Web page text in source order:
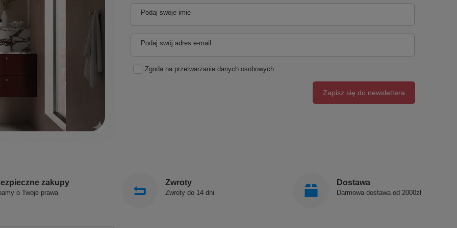
Podaj swoje imię
Podaj swój adres e-mail
Zgoda na przetwarzanie danych osobowych
Zapisz się do newslettera
zakupy
o Twoje prawa
Zwroty
Zwroty do 14 dni
Dostawa
Darmowa dostawa od 2000zł